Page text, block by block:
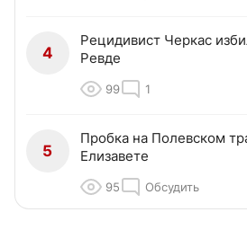
4
Рецидивист Черкас
Ревде
99 1
5
Пробка на Полевском
Елизавете
95 Обсудить